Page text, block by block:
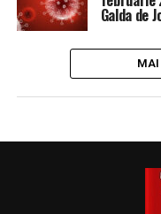
Galda de
MAI